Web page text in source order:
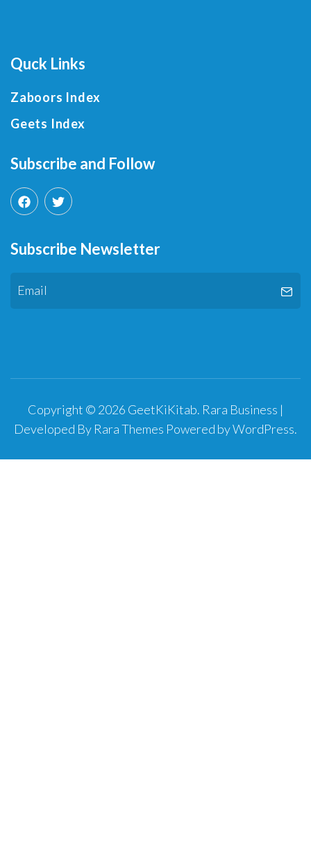
Quck Links
Zaboors Index
Geets Index
Subscribe and Follow
Subscribe Newsletter
Copyright © 2026 GeetKiKitab. Rara Business |
Developed By Rara Themes Powered byWordPress.